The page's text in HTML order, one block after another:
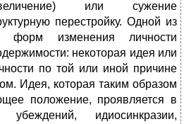
или сужение
перестройку. Одной из
форм изменения личности
некоторая идея или
по той или иной причине
Идея, которая таким образом
положение, проявляется в
идиосинкразии,